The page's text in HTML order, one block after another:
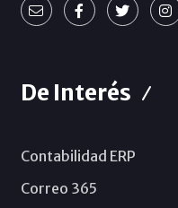
De Interés
Contabilidad ERP
Correo 365